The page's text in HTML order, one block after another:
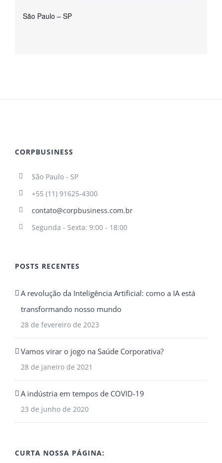
São Paulo – SP
CORPBUSINESS
São Paulo - SP
+55 (11) 91625-4300
contato@corpbusiness.com.br
Segunda - Sexta: 9:00 - 18:00
POSTS RECENTES
A revolução da Inteligência Artificial: como a IA está
transformando nosso mundo
28 de fevereiro de 2023
Vamos virar o jogo na Saúde Corporativa?
28 de janeiro de 2021
A indústria em tempos de COVID-19
23 de junho de 2020
CURTA NOSSA PÁGINA: